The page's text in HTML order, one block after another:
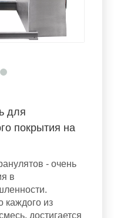
для
покрытия на
- очень
в
каждого из
достигается